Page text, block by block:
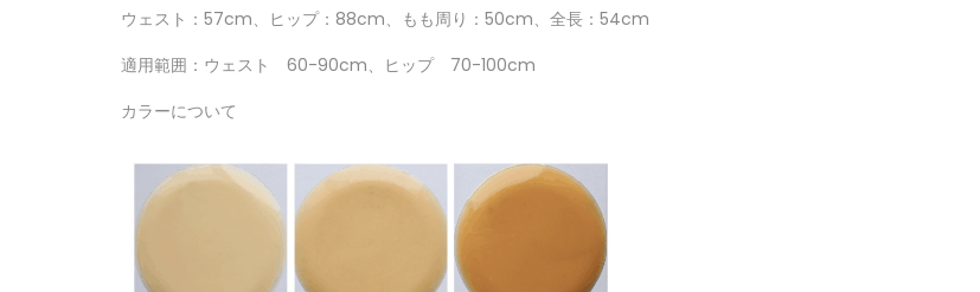
ウェスト ： 57cm、 ヒップ： 88cm、 もも周り： 50cm、 全長： 54cm
適用範囲： ウェスト 60-90cm、 ヒップ 70-100cm
カラーについて